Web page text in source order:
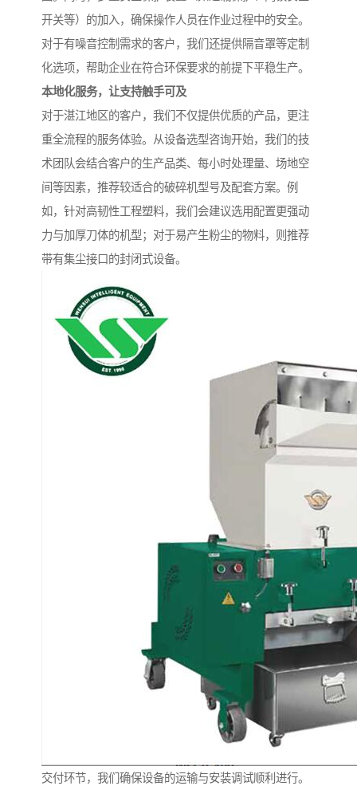
开关等）的加入，确保操作人员在作业过程中的安全。
对于有噪音控制需求的客户，我们还提供隔音罩等定制
化选项，帮助企业在符合环保要求的前提下平稳生产。
本地化服务，让支持触手可及
对于湛江地区的客户，我们不仅提供优质的产品，更注
重全流程的服务体验。从设备选型咨询开始，我们的技
术团队会结合客户的生产品类、每小时处理量、场地空
间等因素，推荐较适合的破碎机型号及配套方案。例
如，针对高韧性工程塑料，我们会建议选用配置更强动
力与加厚刀体的机型；对于易产生粉尘的物料，则推荐
带有集尘接口的封闭式设备。
交付环节，我们确保设备的运输与安装调试顺利进行。